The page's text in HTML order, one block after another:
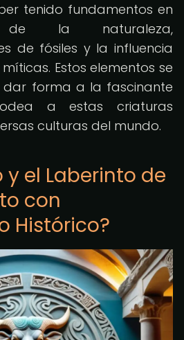
tenido fundamentos en
de la naturaleza,
de fósiles y la influencia
Estos elementos se
forma a la fascinante
a estas criaturas
culturas del mundo.
y el Laberinto de
con
Histórico?